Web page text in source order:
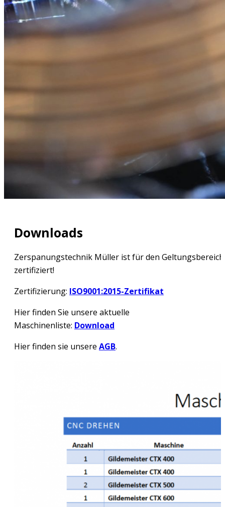
Downloads
Zerspanungstechnik Müller ist für den
zertifiziert!
Zertifizierung: ISO9001:2015-Zertifikat
Hier finden Sie unsere aktuelle
Maschinenliste: Download
Hier finden sie unsere AGB.